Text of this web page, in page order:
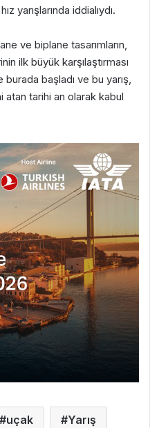
yarışlarında iddialıydı.
ve biplane tasarımların,
ilk büyük karşılaştırması
başladı ve bu yarış,
atan tarihi an olarak kabul
uçak Yarış